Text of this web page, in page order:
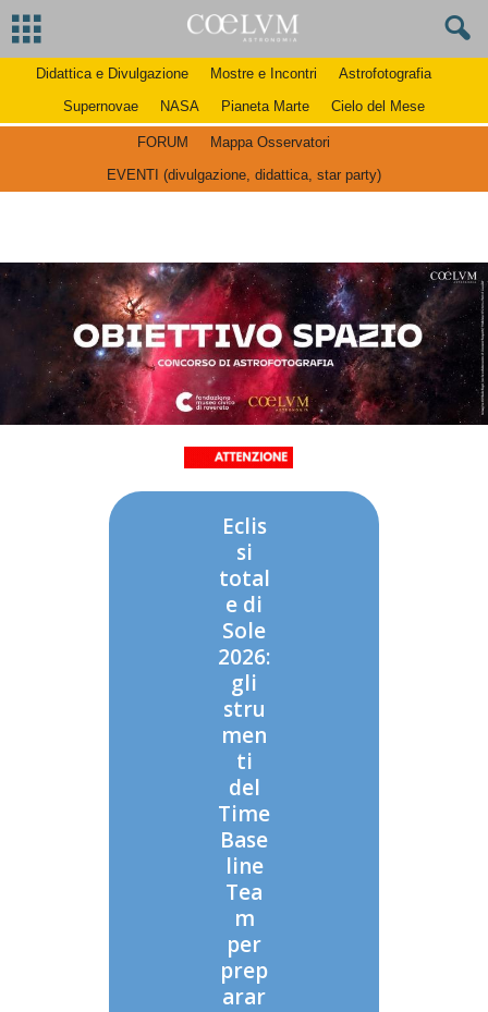
Didattica e Divulgazione Mostre e Incontri
Astrofotografia
Supernovae
NASA Pianeta Marte Cielo del Mese
FORUM
Mappa Osservatori
EVENTI (divulgazione, didattica, star party)
Eclis
si
total
e di
Sole
2026:
gli
stru
men
ti
del
Time
Base
line
Tea
m
per
prep
arar